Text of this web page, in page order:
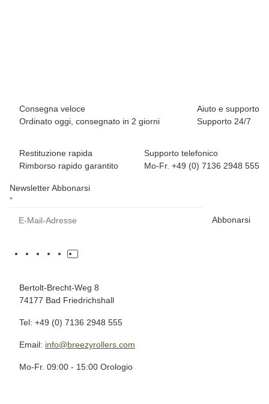
Consegna veloce
Ordinato oggi, consegnato in 2 giorni
Aiuto e supporto
Supporto 24/7
Restituzione rapida
Rimborso rapido garantito
Supporto telefonico
Mo-Fr. +49 (0) 7136 2948 555
Newsletter Abbonarsi
”
Abbonarsi
Bertolt-Brecht-Weg 8
74177 Bad Friedrichshall
Tel: +49 (0) 7136 2948 555
Email: info@breezyrollers.com
Mo-Fr. 09:00 - 15:00 Orologio